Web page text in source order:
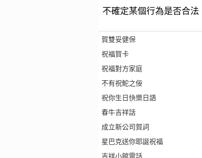
不確定某個行為是否合
賀雙妥健保
祝福賀卡
祝福對方家庭
不有祝鮀之佞
祝你生日快樂日語
春牛吉祥話
成立新公司賀詞
星巴克送你耶誕祝福
吉祥小館電話